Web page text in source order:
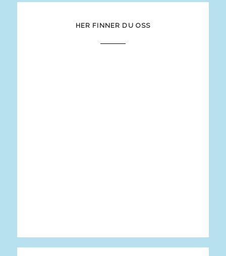
HER FINNER DU OSS